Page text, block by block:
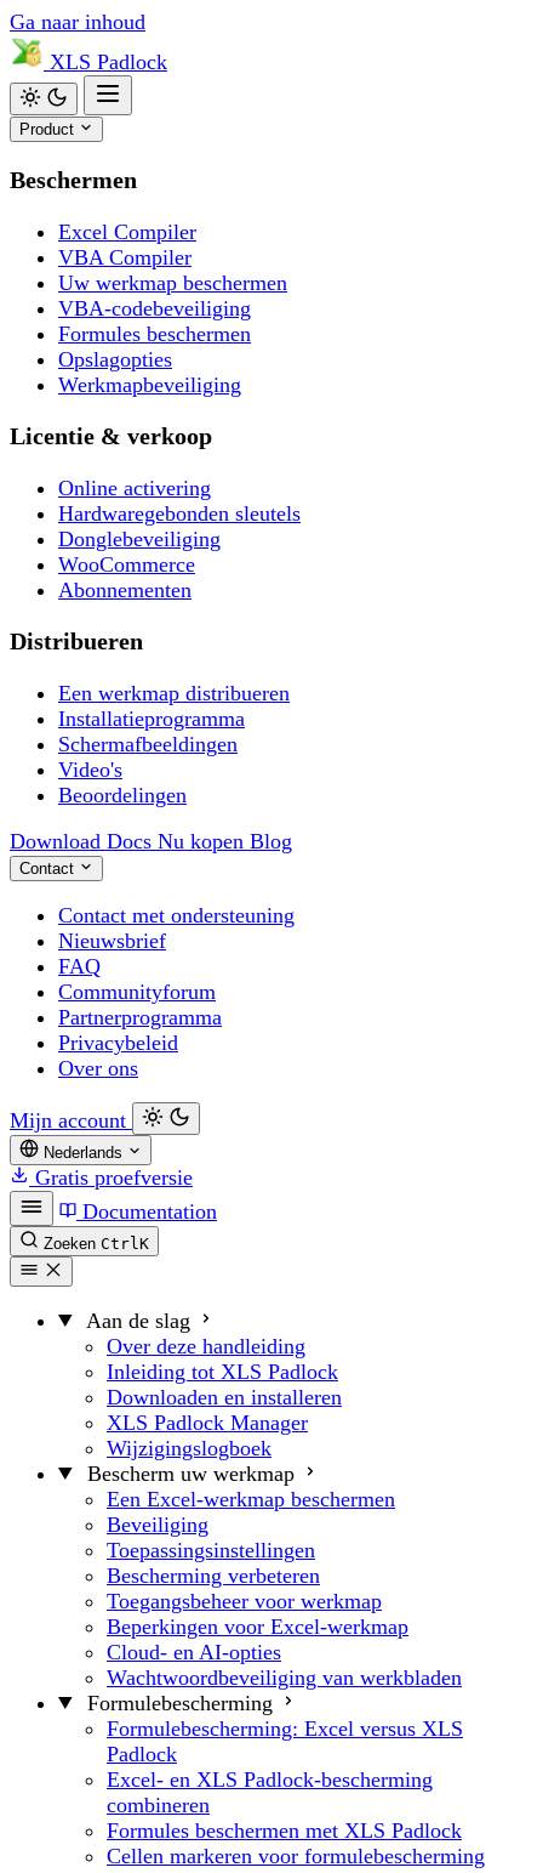
Ga naar inhoud
XLS Padlock
Product
Beschermen
Excel Compiler
VBA Compiler
Uw werkmap beschermen
VBA-codebeveiliging
Formules beschermen
Opslagopties
Werkmapbeveiliging
Licentie & verkoop
Online activering
Hardwaregebonden sleutels
Donglebeveiliging
WooCommerce
Abonnementen
Distribueren
Een werkmap distribueren
Installatieprogramma
Schermafbeeldingen
Video's
Beoordelingen
Download Docs Nu kopen Blog
Contact
Contact met ondersteuning
Nieuwsbrief
FAQ
Communityforum
Partnerprogramma
Privacybeleid
Over ons
Mijn account
Nederlands
Gratis proefversie
Documentation
Zoeken CtrlK
Aan de slag
Over deze handleiding
Inleiding tot XLS Padlock
Downloaden en installeren
XLS Padlock Manager
Wijzigingslogboek
Bescherm uw werkmap
Een Excel-werkmap beschermen
Beveiliging
Toepassingsinstellingen
Bescherming verbeteren
Toegangsbeheer voor werkmap
Beperkingen voor Excel-werkmap
Cloud- en AI-opties
Wachtwoordbeveiliging van werkbladen
Formulebescherming
Formulebescherming: Excel versus XLS
Padlock
Excel- en XLS Padlock-bescherming
combineren
Formules beschermen met XLS Padlock
Cellen markeren voor formulebescherming